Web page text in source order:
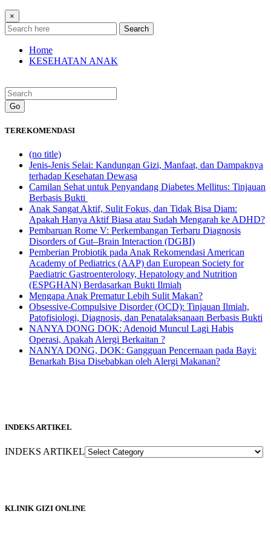
×
Search
Home
KESEHATAN ANAK
Go
TEREKOMENDASI
(no title)
Jenis-Jenis Selai: Kandungan Gizi, Manfaat, dan Dampaknya
terhadap Kesehatan Dewasa
Camilan Sehat untuk Penyandang Diabetes Mellitus: Tinjauan
Berbasis Bukti
Anak Sangat Aktif, Sulit Fokus, dan Tidak Bisa Diam:
Apakah Hanya Aktif Biasa atau Sudah Mengarah ke ADHD?
Pembaruan Rome V: Perkembangan Terbaru Diagnosis
Disorders of Gut–Brain Interaction (DGBI)
Pemberian Probiotik pada Anak Rekomendasi American
Academy of Pediatrics (AAP) dan European Society for
Paediatric Gastroenterology, Hepatology and Nutrition
(ESPGHAN) Berdasarkan Bukti Ilmiah
Mengapa Anak Prematur Lebih Sulit Makan?
Obsessive-Compulsive Disorder (OCD): Tinjauan Ilmiah,
Patofisiologi, Diagnosis, dan Penatalaksanaan Berbasis Bukti
NANYA DONG DOK: Adenoid Muncul Lagi Habis
Operasi, Apakah Alergi Berkaitan ?
NANYA DONG, DOK: Gangguan Pencernaan pada Bayi:
Benarkah Bisa Disebabkan oleh Alergi Makanan?
INDEKS ARTIKEL
INDEKS ARTIKEL
KLINIK GIZI ONLINE